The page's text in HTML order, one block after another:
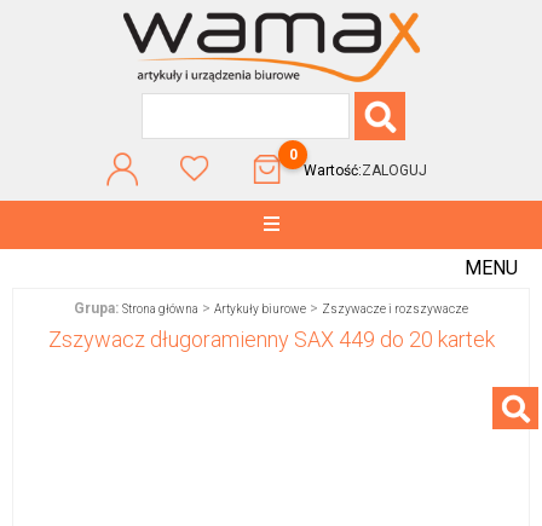
0
Wartość:ZALOGUJ
MENU
Grupa: Strona główna > Artykuły biurowe > Zszywacze i rozszywacze
Zszywacz długoramienny SAX 449 do 20 kartek